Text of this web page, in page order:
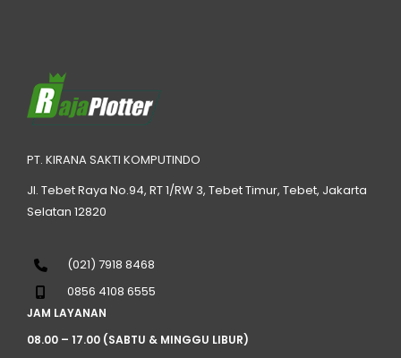
PT. KIRANA SAKTI KOMPUTINDO
Jl. Tebet Raya No.94, RT 1/RW 3, Tebet Timur, Tebet, Jakarta
Selatan 12820
(021) 7918 8468
0856 4108 6555
JAM LAYANAN
08.00 – 17.00 (SABTU & MINGGU LIBUR)